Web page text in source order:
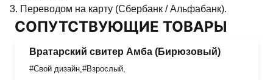
3. Переводом на карту (Сбербанк / Альфабанк).
СОПУТСТВУЮЩИЕ ТОВАРЫ
Вратарский свитер Амба (Бирюзовый)
#Свой дизайн #Взрослый